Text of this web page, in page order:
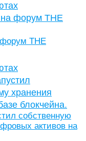
THE
собственную
активов на